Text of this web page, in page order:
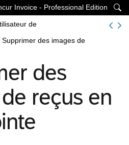

Invoice - Professional Edition
de
Supprimer des images de
des
reçus en